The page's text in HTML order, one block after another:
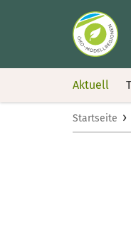
Aktuell
Startseite ›